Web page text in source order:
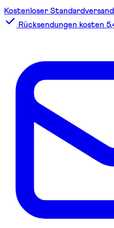
Kostenloser
Rücksendungen kosten